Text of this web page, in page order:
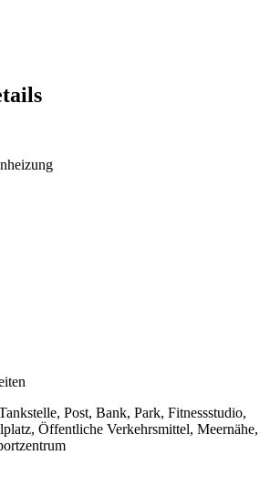
Post, Bank, Park, Fitnessstudio,
Öffentliche Verkehrsmittel, Meernähe,